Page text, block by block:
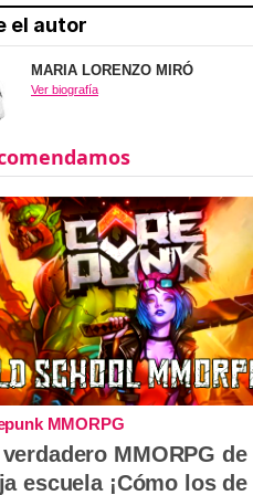
el autor
MARIA LORENZO MIRÓ
Ver biografía
MMORPG
MMORPG de
escuela ¡Cómo los de